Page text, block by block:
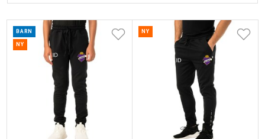
BARN
NY
NY